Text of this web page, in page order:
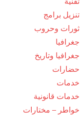
تنزيل برامج
ثورات وحروب
جغرافيا
جغرافيا وتاريخ
حضارات
خدمات
خدمات قانونية
خواطر – مختارات